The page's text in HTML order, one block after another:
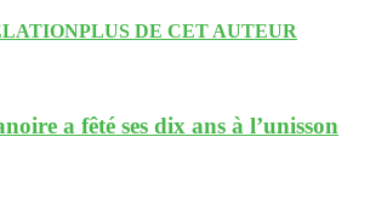
PLUS DE CET AUTEUR
a fêté ses dix ans à l’unisson